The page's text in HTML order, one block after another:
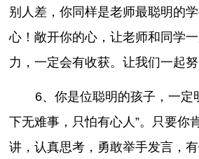
别人差，你同样是老师最聪明的
心！敞开你的心，让老师和同学
力，一定会有收获。让我们一起
6、你是位聪明的孩子，一定
下无难事，只怕有心人”。只要你
讲，认真思考，勇敢举手发言，